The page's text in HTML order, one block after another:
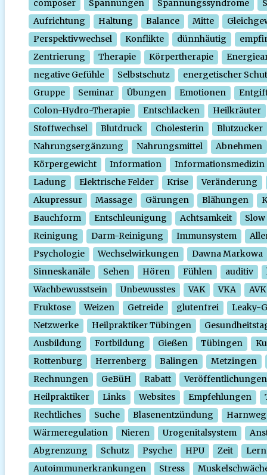
composer Spannungen Spannungssyndrome
Aufrichtung
Haltung Balance Mitte
Perspektivwechsel
Konflikte dünnhäutig
Zentrierung
Therapie Körpertherapie
negative Gefühle
Selbstschutz
energetischer
Gruppe
Seminar Übungen Emotionen
Colon-Hydro-Therapie
Entschlacken
Heilkräuter
Stoffwechsel
Blutdruck Cholesterin
Blutzucker
Nahrungsergänzung
Nahrungsmittel
Abnehmen
Körpergewicht
Information
Informationsmedizin
Ladung
Elektrische Felder Krise
Veränderung
Akupressur
Massage Gärungen Blähungen
Bauchform
Entschleunigung Achtsamkeit
Slow
Reinigung
Darm-Reinigung Immunsystem
Psychologie
Wechselwirkungen
Dawna Markowa
Sinneskanäle
Sehen Hören Fühlen auditiv
Wachbewusstsein
Unbewusstes VAK VKA
AVK
Fruktose
Weizen Getreide glutenfrei
Leaky-
Netzwerke
Heilpraktiker Tübingen
Ausbildung
Fortbildung Gießen Tübingen
Rottenburg
Herrenberg Balingen
Metzingen
Rechnungen
GeBüH Rabatt
Veröffentlichungen
Heilpraktiker
Links Websites Empfehlungen
Rechtliches
Suche Blasenentzündung
Wärmeregulation
Nieren Urogenitalsystem
Abgrenzung
Schutz Psyche HPU Zeit
Autoimmunerkrankungen
Stress